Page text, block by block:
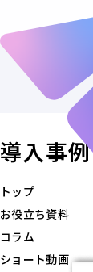
トップ
お役立ち資料
コラム
ショート動画
トップ
お役立ち資料
コラム
アーカイブ配信
ブログ
記事を探す
導入事例